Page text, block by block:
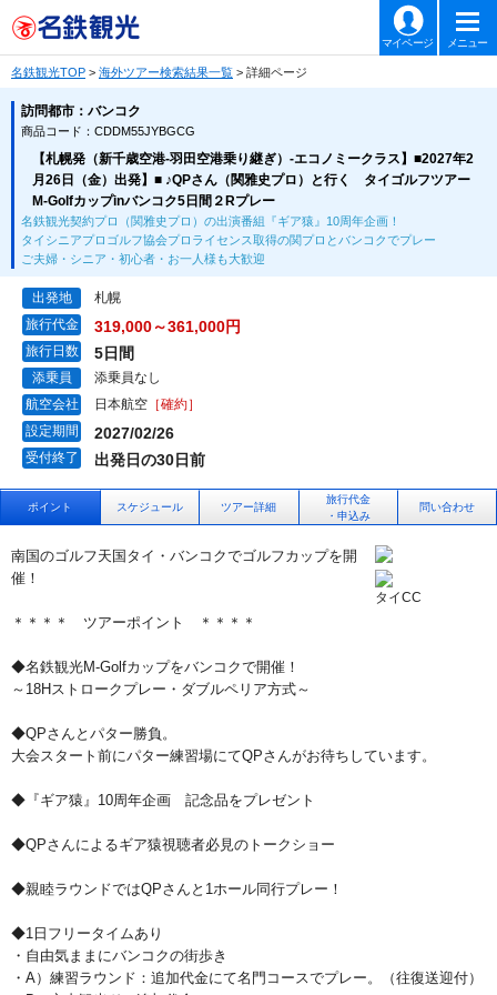
マイページ メニュー
名鉄観光TOP > 海外ツアー検索結果一覧 > 詳細ページ
訪問都市：バンコク
商品コード：CDDM55JYBGCG
【札幌発（新千歳空港-羽田空港乗り継ぎ）-エコノミークラス】■2027年2
月26日（金）出発】■ ♪QPさん（関雅史プロ）と行く タイゴルフツアー
M-Golfカップinバンコク5日間２Rプレー
名鉄観光契約プロ（関雅史プロ）の出演番組『ギア猿』10周年企画！
タイシニアプロゴルフ協会プロライセンス取得の関プロとバンコクでプレー
ご夫婦・シニア・初心者・お一人様も大歓迎
出発地
札幌
旅行代金
319,000～361,000円
旅行日数 5日間
添乗員
添乗員なし
航空会社
日本航空 ［確約］
設定期間
2027/02/26
受付終了 出発日の30日前
ポイント スケジュール ツアー詳細
旅行代金
・申込み
問い合わせ
タイCC
南国のゴルフ天国タイ・バンコクでゴルフカップを開
催！
＊＊＊＊ ツアーポイント ＊＊＊＊
◆名鉄観光M-Golfカップをバンコクで開催！
～18Hストロークプレー・ダブルペリア方式～
◆QPさんとパター勝負。
大会スタート前にパター練習場にてQPさんがお待ちしています。
◆『ギア猿』10周年企画 記念品をプレゼント
◆QPさんによるギア猿視聴者必見のトークショー
◆親睦ラウンドではQPさんと1ホール同行プレー！
◆1日フリータイムあり
・自由気ままにバンコクの街歩き
・A）練習ラウンド：追加代金にて名門コースでプレー。（往復送迎付）